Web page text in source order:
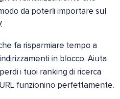
da poterli importare sul
fa risparmiare tempo a
in blocco. Aiuta
i tuoi ranking di ricerca
funzionino perfettamente.